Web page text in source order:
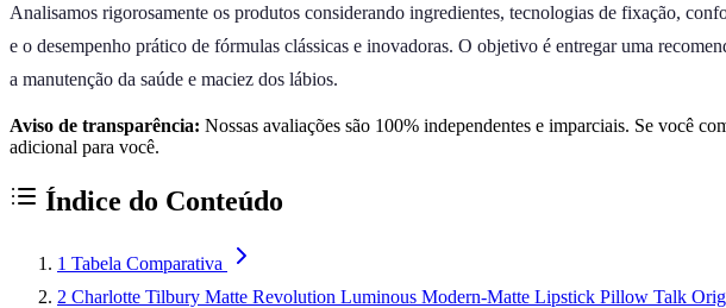
Analisamos rigorosamente os produtos considerando ingredientes, tecnologias de fixação,
e o desempenho prático de fórmulas clássicas e inovadoras. O objetivo é entregar uma
a manutenção da saúde e maciez dos lábios.
Aviso de transparência: Nossas avaliações são 100% independentes e imparciais. Se você
adicional para você.
Índice do Conteúdo
1 Tabela Comparativa
2 Charlotte Tilbury Matte Revolution Luminous Modern-Matte Lipstick Pillow Talk